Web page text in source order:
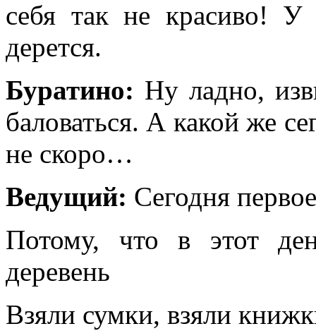
себя так не красиво!
дерется.
Буратино: Ну ладно,
баловаться. А какой же
не скоро…
Ведущий: Сегодня
Потому, что в этот
деревень
Взяли сумки, взяли